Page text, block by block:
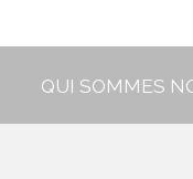
QUI SOMMES